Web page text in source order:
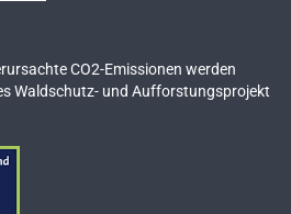
CO2-Emissionen werden
Waldschutz- und Aufforstungsprojekt